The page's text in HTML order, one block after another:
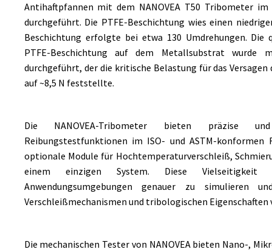
Antihaftpfannen mit dem NANOVEA T50 Tribometer
durchgeführt. Die PTFE-Beschichtung wies einen
Beschichtung erfolgte bei etwa 130 Umdrehungen.
PTFE-Beschichtung auf dem Metallsubstrat wurde
durchgeführt, der die kritische Belastung für das
auf ~8,5 N feststellte.
Die NANOVEA-Tribometer bieten präzise
Reibungstestfunktionen im ISO- und ASTM-konformen
optionale Module für Hochtemperaturverschleiß,
einem einzigen System. Diese
Anwendungsumgebungen genauer zu simulieren
Verschleißmechanismen und tribologischen
Die mechanischen Tester von NANOVEA bieten Nano-,